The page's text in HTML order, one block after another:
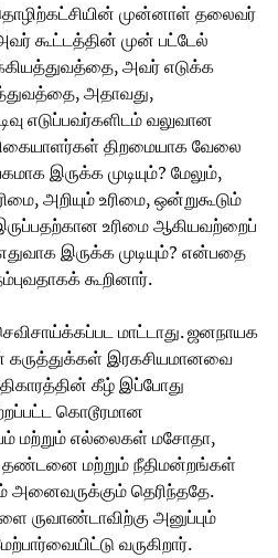
முன்னாள் தலைவர்
கூட்டத்தின் முன் பட்டேல்
அவர் எடுக்க
அதாவது,
எடுப்பவர்களிடம் வலுவான
திறமையாக வேலை
இருக்க முடியும்? மேலும்,
அறியும் உரிமை, ஒன்றுகூடும்
உரிமை ஆகியவற்றைப்
இருக்க முடியும்? என்பதை
கூறினார்.
மாட்டாது. ஜனநாயக
கருத்துக்கள் இரகசியமானவை
கீழ் இப்போது
கொடூரமான
மற்றும் எல்லைகள் மசோதா,
தண்டனை மற்றும் நீதிமன்றங்கள்
அனைவருக்கும் தெரிந்ததே.
ருவாண்டாவிற்கு அனுப்பும்
வருகிறார்.